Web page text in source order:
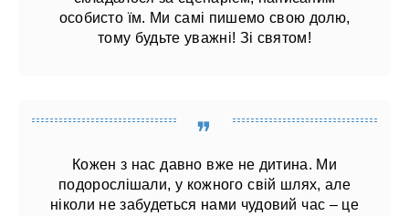
особисто їм. Ми самі пишемо свою долю,
тому будьте уважні! Зі святом!
Кожен з нас давно вже не дитина. Ми
подорослішали, у кожного свій шлях, але
ніколи не забудеться нами чудовий час – це